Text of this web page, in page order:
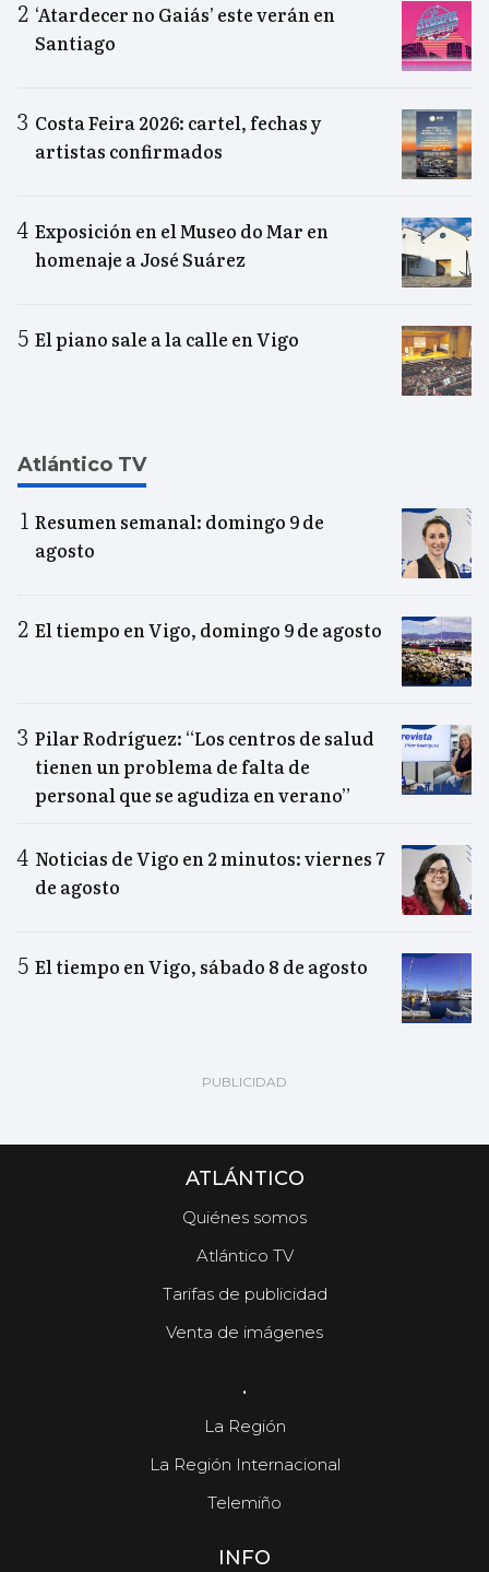
‘Atardecer no Gaiás’ este verán en
Santiago
Costa Feira 2026: cartel, fechas y
artistas confirmados
Exposición en el Museo do Mar en
homenaje a José Suárez
El piano sale a la calle en Vigo
Atlántico TV
Resumen semanal: domingo 9 de
agosto
El tiempo en Vigo, domingo 9 de agosto
Pilar Rodríguez: “Los centros de salud
tienen un problema de falta de
personal que se agudiza en verano”
Noticias de Vigo en 2 minutos: viernes 7
de agosto
El tiempo en Vigo, sábado 8 de agosto
ATLÁNTICO
Quiénes somos
Atlántico TV
Tarifas de publicidad
Venta de imágenes
.
La Región
La Región Internacional
Telemiño
INFO